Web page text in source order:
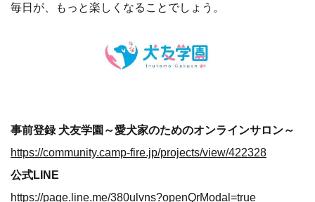
毎日が、もっと楽しくなることでしょう。
事前登録 犬友学園～愛犬家のためのオンラインサロン～
https://community.camp-fire.jp/projects/view/422328
公式LINE
https://page.line.me/380ulvns?openQrModal=true